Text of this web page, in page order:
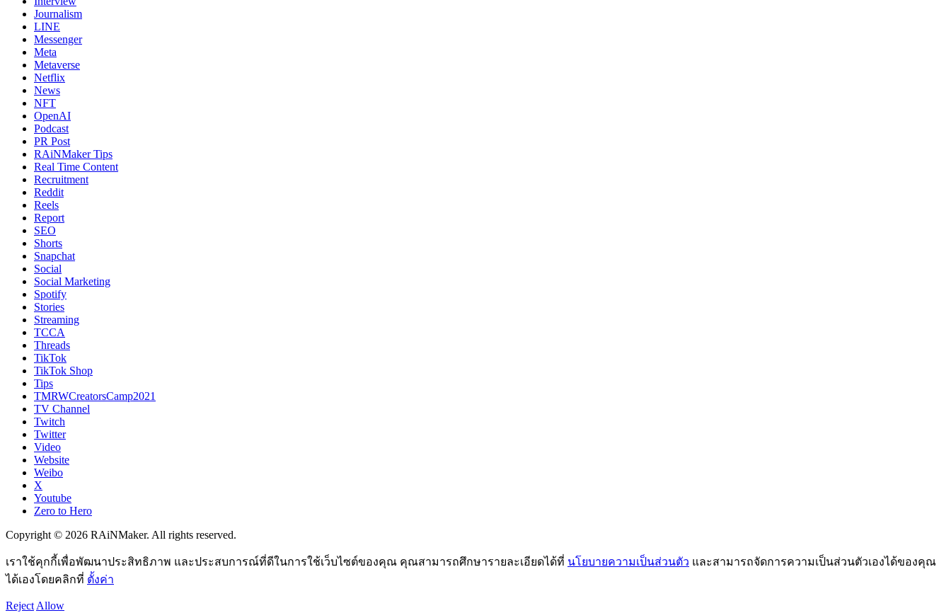
Journalism
LINE
Messenger
Meta
Metaverse
Netflix
News
NFT
OpenAI
Podcast
PR Post
RAiNMaker Tips
Real Time Content
Recruitment
Reddit
Reels
Report
SEO
Shorts
Snapchat
Social
Social Marketing
Spotify
Stories
Streaming
TCCA
Threads
TikTok
TikTok Shop
Tips
TMRWCreatorsCamp2021
TV Channel
Twitch
Twitter
Video
Website
Weibo
X
Youtube
Zero to Hero
Copyright © 2026 RAiNMaker. All rights reserved.
เราใช้คุกกี้เพื่อพัฒนาประสิทธิภาพ และประสบการณ์ที่ดีในการใช้เว็บไซต์ของคุณ คุณสามารถศึกษารายละเอียดได้ที่ นโยบายความเป็นส่วนตัว และสามารถจัดการความเป็นส่วนตัวเองได้ของคุณ
ได้เองโดยคลิกที่ ตั้งค่า
Reject Allow